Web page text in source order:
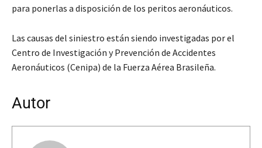
para ponerlas a disposición de los peritos aeronáuticos.
Las causas del siniestro están siendo investigadas por el
Centro de Investigación y Prevención de Accidentes
Aeronáuticos (Cenipa) de la Fuerza Aérea Brasileña.
Autor